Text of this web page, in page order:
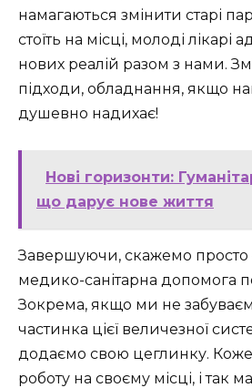
намагаються змінити старі
стоїть на місці, молоді лікарі
нових реалій разом з нами.
підходи, обладнання, якщо
душевно надихає!
Нові горизонти:
що дарує нове життя
Завершуючи, скажемо просто
медико-санітарна допомога
Зокрема, якщо ми не
частинка цієї величезної
додаємо свою цеглинку.
роботу на своєму місці, і так